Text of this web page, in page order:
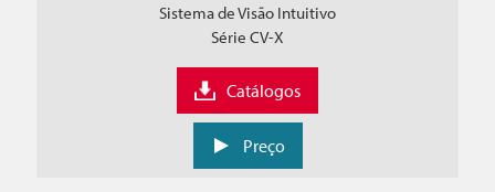
Sistema de Visão Intuitivo
Série CV-X
Catálogos
Preço